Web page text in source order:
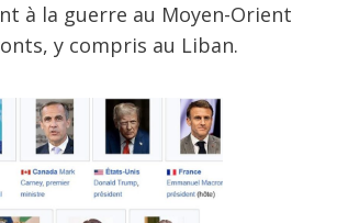
à la guerre au Moyen-Orient
y compris au Liban.